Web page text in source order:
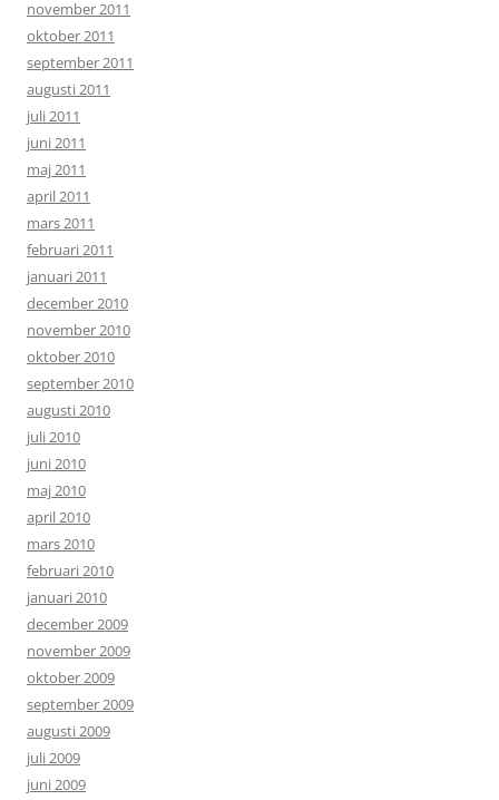
november 2011
oktober 2011
september 2011
augusti 2011
juli 2011
juni 2011
maj 2011
april 2011
mars 2011
februari 2011
januari 2011
december 2010
november 2010
oktober 2010
september 2010
augusti 2010
juli 2010
juni 2010
maj 2010
april 2010
mars 2010
februari 2010
januari 2010
december 2009
november 2009
oktober 2009
september 2009
augusti 2009
juli 2009
juni 2009